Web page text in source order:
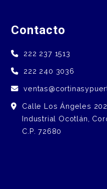
Contacto
222 237 1513
222 240 3036
Calle Los Ángeles
Industrial Ocotlán,
C.P. 72680